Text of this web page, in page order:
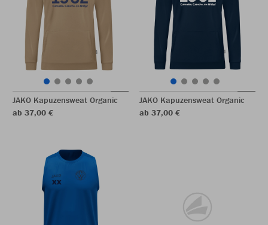
JAKO Kapuzensweat Organic
ab 37,00 €
JAKO Kapuzensweat Organic
ab 37,00 €